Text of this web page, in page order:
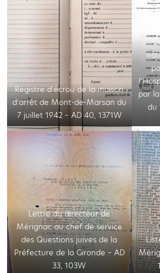
Registre d’écrou de la maison
d’arrêt de Mont-de-Marsan du
7 juillet 1942 – AD 40, 1371W
par
du
Lettre du directeur de
Mérignac au chef de service
des Questions juives de la
Préfecture de la Gironde – AD
33, 103W